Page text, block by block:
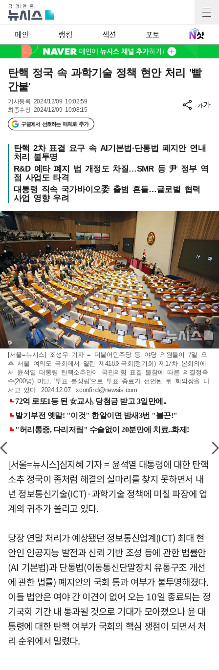
메인 랭킹 섹션 포토
탄핵 정국 속 과학기술 정책 현안 처리 '빨
간불'
기사등록 2024/12/09 10:02:59
최종수정 2024/12/09 10:08:15
구글에서 선호하는 매체로 추가
가가
탄핵 2차 표결 요구 속 AI기본법·단통법 폐지안 연내
처리 불투명
R&D 예타 폐지 법 개정도 차질…SMR 등 尹 정부 역
점 사업도 타격
대통령 직속 국가바이오委 출범 흔들…글로벌 협력
사업 영향 우려
[서울=뉴시스] 조성우 기자 = 더불어민주당 등 야당 의원들이 7일 오
후 서울 여의도 국회에서 열린 제418회국회(정기회) 제17차 본회의에
서 윤석열 대통령 탄핵소추안이 국민의힘 표결 불참에 따른 의결정족
수(200명) 미달, '투표 불성립'으로 투표 종료가 선언된 뒤 회의장을 나
서고 있다. 2024.12.07.xconfind@newsis.com
[서울=뉴시스]심지혜 기자 = 윤석열 대통령에 대한 탄핵
소추 정국이 좀처럼 해결의 실마리를 찾지 못하면서 내
년 정보통신기술(ICT)·과학기술 정책에 미칠 파장에 업
계의 귀추가 쏠리고 있다.
당장 연말 처리가 예상됐던 정보통신업계(ICT) 최대 현
안인 인공지능 발전과 신뢰 기반 조성 등에 관한 법률안
(AI 기본법)과 단통법(이동통신단말장치 유통구조 개선
에 관한 법률) 폐지안의 국회 통과 여부가 불투명해졌다.
이들 법안은 여야 간 이견이 없어 오는 10일 종료되는 정
기국회 기간 내 통과될 것으로 기대가 모아졌으나 윤 대
통령에 대한 탄핵 여부가 국회의 핵심 쟁점이 되면서 처
리 순위에서 밀렸다.